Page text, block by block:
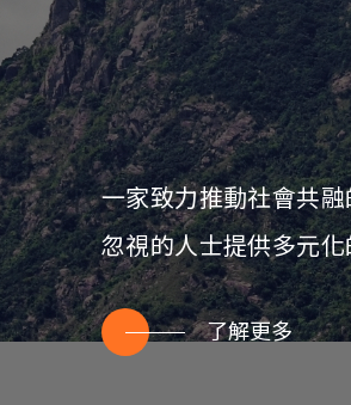
一家致力推動社會共
忽視的人士提供多元
了解更多